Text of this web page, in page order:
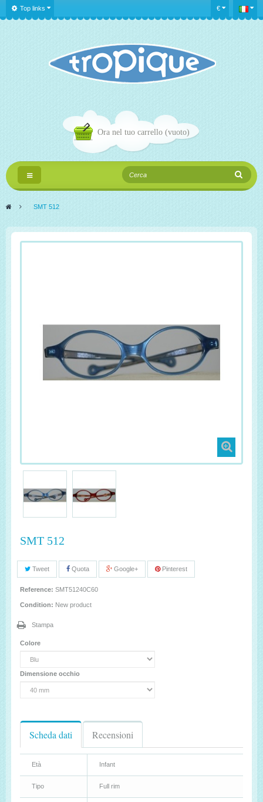
€
Top links
Ora nel tuo carrello (vuoto)
Navigazione
Toggle
> SMT 512
SMT 512
Tweet Quota Google+ Pinterest
Reference: SMT51240C60
Condition: New product
Stampa
Colore
Dimensione occhio
Scheda dati Recensioni
Età Infant
Tipo Full rim